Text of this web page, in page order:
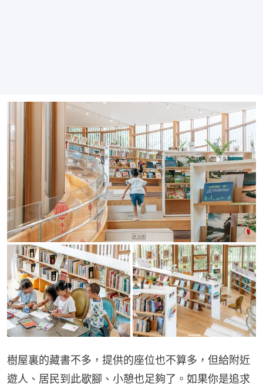
樹屋裏的藏書不多，提供的座位也不算多，但給附近
遊人、居民到此歇腳、小憩也足夠了。如果你是追求